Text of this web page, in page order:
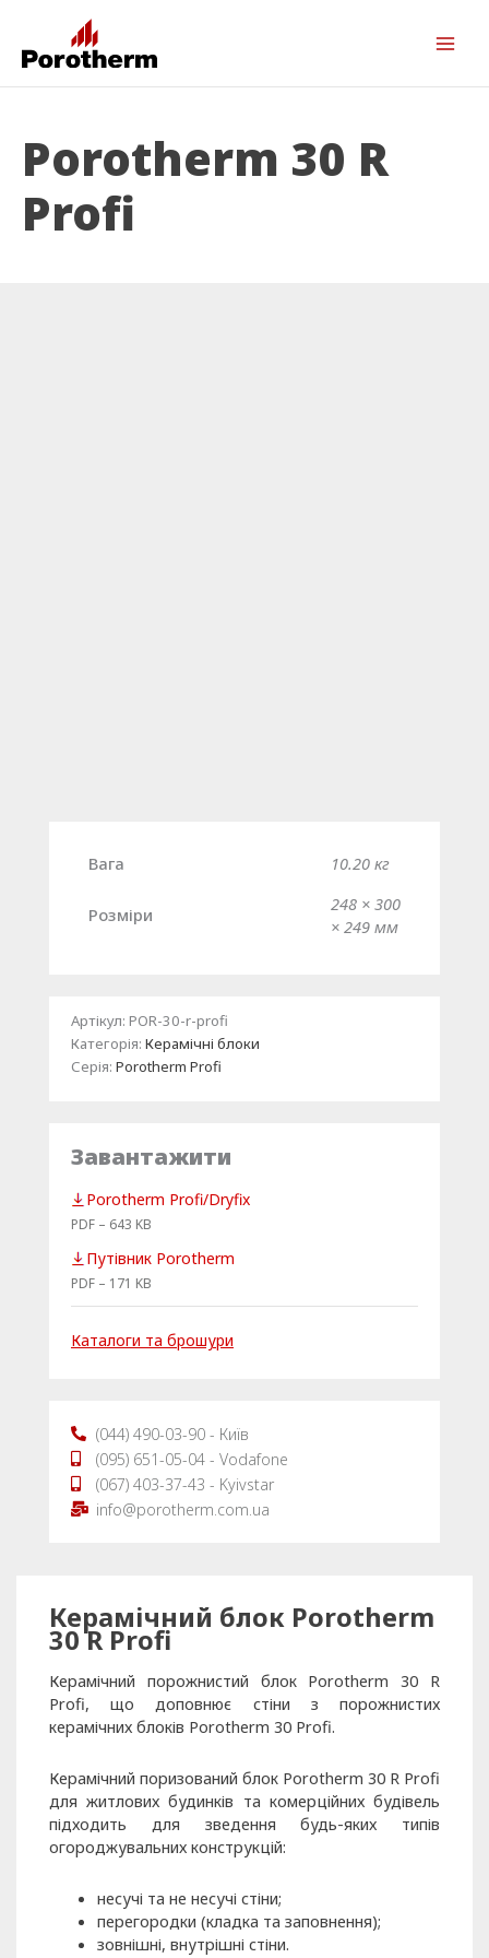
Porotherm 30 R
Profi
Вага 10.20 кг
Розміри
248 × 300
× 249 мм
Артікул: POR-30-r-profi
Категорія: Керамічні блоки
Серія: Porotherm Profi
Завантажити
Porotherm Profi/Dryfix
PDF – 643 KB
Путівник Porotherm
PDF – 171 KB
Каталоги та брошури
(044) 490-03-90 - Київ
(095) 651-05-04 - Vodafone
(067) 403-37-43 - Kyivstar
info@porotherm.com.ua
Керамічний блок Porotherm
30 R Profi
Керамічний порожнистий блок Porotherm 30 R
Profi, що доповнює стіни з порожнистих
керамічних блоків Porotherm 30 Profi.
Керамічний поризований блок Porotherm 30 R Profi
для житлових будинків та комерційних будівель
підходить для зведення будь-яких типів
огороджувальних конструкцій:
несучі та не несучі стіни;
перегородки (кладка та заповнення);
зовнішні, внутрішні стіни.